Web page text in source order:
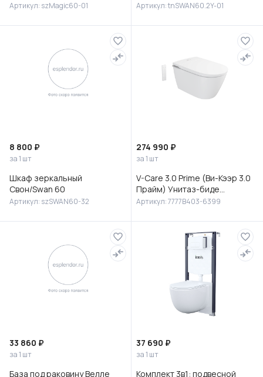
Артикул: szMagic60-01 Артикул: tnSWAN60.2Y-01
8 800 ₽
за 1 шт
Шкаф зеркальный
Свон/Swan 60
Артикул: szSWAN60-32
274 990 ₽
за 1 шт
V-Care 3.0 Prime (Ви-Кээр 3.0
Прайм) Унитаз-биде
подвесной, 7777B403-6399
Артикул: 7777B403-6399
33 860 ₽
за 1 шт
База под раковину Велле
37 690 ₽
за 1 шт
Комплект 3в1: подвесной